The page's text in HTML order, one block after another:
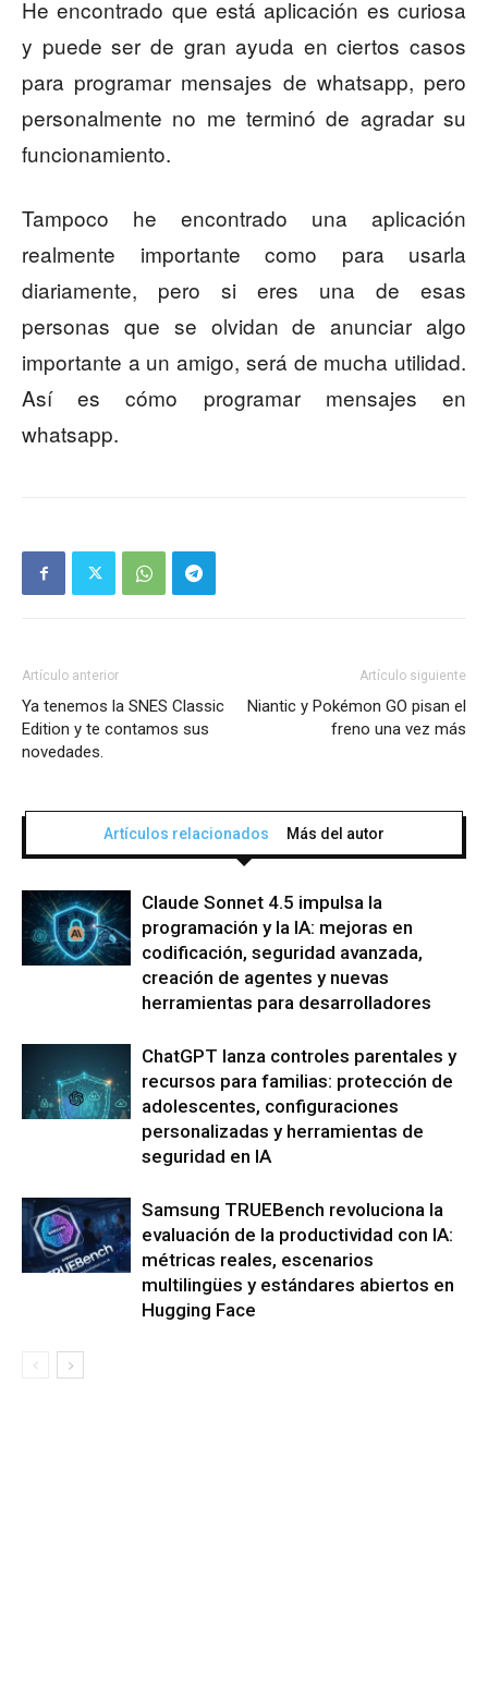
He encontrado que está aplicación es curiosa
y puede ser de gran ayuda en ciertos casos
para programar mensajes de whatsapp, pero
personalmente no me terminó de agradar su
funcionamiento.
Tampoco he encontrado una aplicación
realmente importante como para usarla
diariamente, pero si eres una de esas
personas que se olvidan de anunciar algo
importante a un amigo, será de mucha utilidad.
Así es cómo programar mensajes en
whatsapp.
Artículo anterior
Ya tenemos la SNES Classic
Edition y te contamos sus
novedades.
Artículo siguiente
Niantic y Pokémon GO pisan el
freno una vez más
Artículos relacionados Más del autor
Claude Sonnet 4.5 impulsa la
programación y la IA: mejoras en
codificación, seguridad avanzada,
creación de agentes y nuevas
herramientas para desarrolladores
ChatGPT lanza controles parentales y
recursos para familias: protección de
adolescentes, configuraciones
personalizadas y herramientas de
seguridad en IA
Samsung TRUEBench revoluciona la
evaluación de la productividad con IA:
métricas reales, escenarios
multilingües y estándares abiertos en
Hugging Face